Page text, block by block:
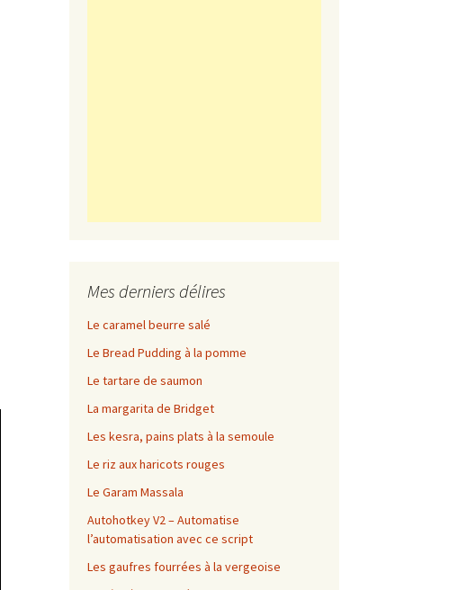
Mes derniers délires
Le caramel beurre salé
Le Bread Pudding à la pomme
Le tartare de saumon
La margarita de Bridget
Les kesra, pains plats à la semoule
Le riz aux haricots rouges
Le Garam Massala
Autohotkey V2 – Automatise
l’automatisation avec ce script
Les gaufres fourrées à la vergeoise